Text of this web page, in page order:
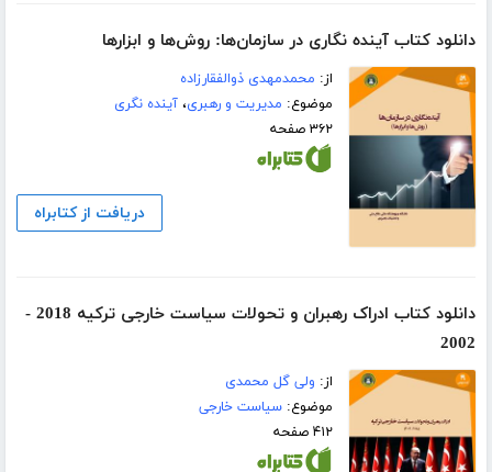
دانلود کتاب آینده نگاری در سازمان‌ها: روش‌ها و ابزارها
از: محمدمهدی ذوالفقارزاده
موضوع: مدیریت و رهبری،آینده نگری
۳۶۲ صفحه
دریافت از کتابراه
دانلود کتاب ادراک رهبران و تحولات سیاست خارجی ترکیه 2018 -
2002
از: ولی گل محمدی
موضوع:سیاست خارجی
۴۱۲ صفحه